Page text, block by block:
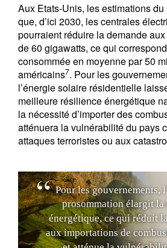
Aux Etats-Unis, les estimations
que, d’ici 2030, les centrales
pourraient réduire la demande
de 60 gigawatts, ce qui
consommée en moyenne par 50
américains7. Pour les
l’énergie solaire résidentielle
meilleure résilience énergétique
la nécessité d’importer des
atténuera la vulnérabilité du pays
attaques terroristes ou aux
Pour les gouvernements, l
prosommation élargit la
énergétique, ce qui réduit l
aux importations de combus